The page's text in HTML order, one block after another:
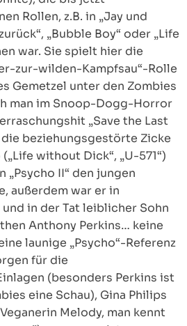
Rollen, z.B. in „Jay und
„Bubble Boy“ oder „Life
war. Sie spielt hier die
zur-wilden-Kampfsau“-Rolle
Gemetzel unter den Zombies
man im Snoop-Dogg-Horror
„Save the Last
beziehungsgestörte Zicke
without Dick“, „U-571“)
„Psycho II“ den jungen
außerdem war er in
und in der Tat leiblicher Sohn
Anthony Perkins… keine
launige „Psycho“-Referenz
für die
(besonders Perkins ist
eine Schau), Gina Philips
Melody, man kennt